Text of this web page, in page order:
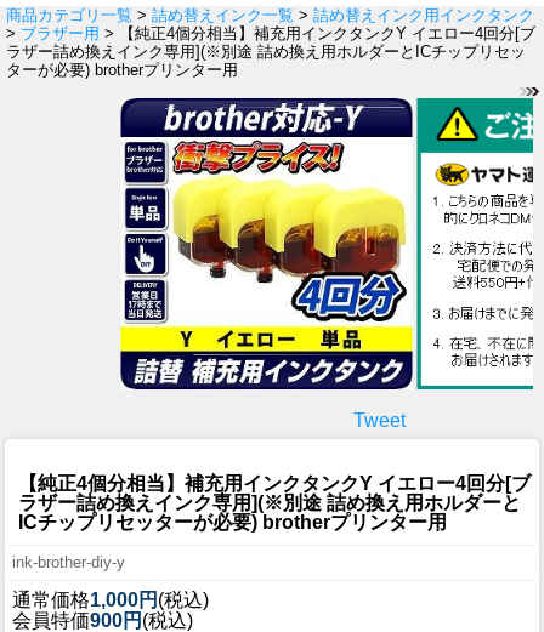
商品カテゴリ一覧 > 詰め替えインク一覧 > 詰め替えインク用インクタンク
> ブラザー用 > 【純正4個分相当】補充用インクタンクY イエロー4回分[ブ
ラザー詰め換えインク専用](※別途 詰め換え用ホルダーとICチップリセッ
ターが必要) brotherプリンター用
Tweet
【純正4個分相当】補充用インクタンクY イエロー4回分[ブ
ラザー詰め換えインク専用](※別途 詰め換え用ホルダーと
ICチップリセッターが必要) brotherプリンター用
ink-brother-diy-y
通常価格1,000円 (税込)
会員特価900円 (税込)